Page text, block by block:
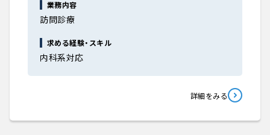
業務内容
訪問診療
求める経験・スキル
内科系対応
詳細をみる